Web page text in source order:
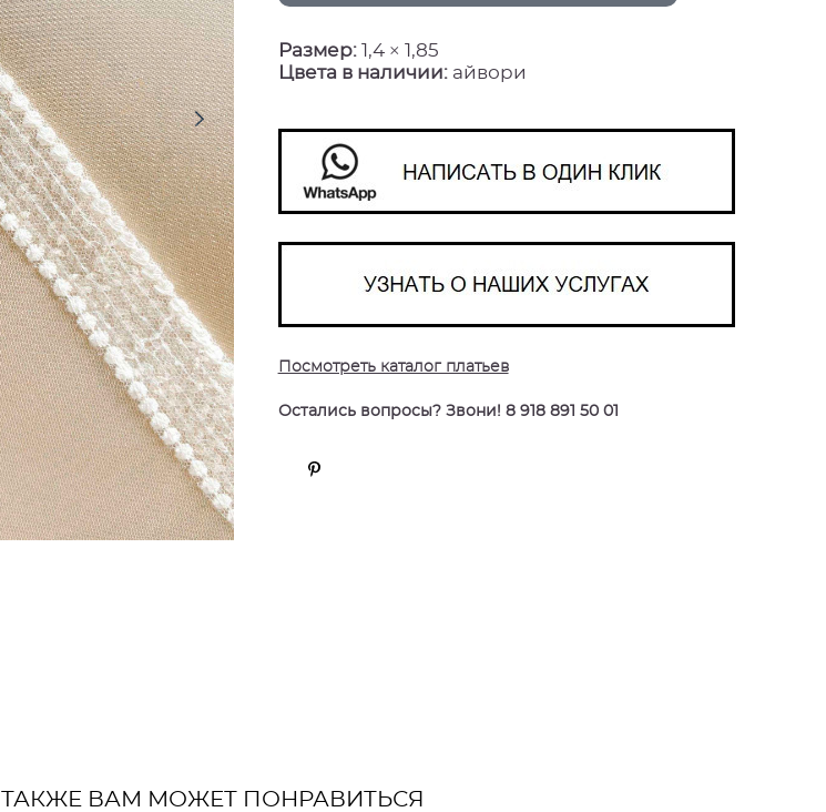
Размер:1,4 × 1,85
Цвета в наличии: айвори
Посмотреть каталог платьев
Остались вопросы? Звони! 8 918 891 50 01
ТАКЖЕ ВАМ МОЖЕТ ПОНРАВИТЬСЯ